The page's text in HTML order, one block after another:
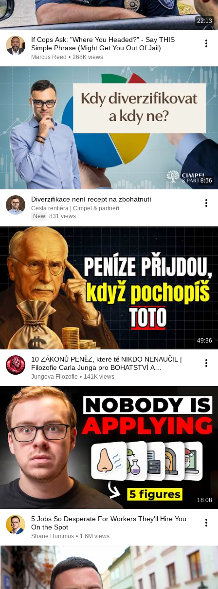
22:13
If Cops Ask: "Where You Headed?" - Say THIS
Simple Phrase (Might Get You Out Of Jail)
Marcus Reed • 268K views
8:56
Diverzifikace není recept na zbohatnutí
Cesta rentiéra | Cimpel & partneři
New 831 views
49:36
10 ZÁKONŮ PENĚZ, které tě NIKDO NENAUČIL |
Filozofie Carla Junga pro BOHATSTVÍ A
PROSPERITU
Jungova Filozofie • 141K views
18:08
5 Jobs So Desperate For Workers They'll Hire You
On the Spot
Shane Hummus • 1.6M views